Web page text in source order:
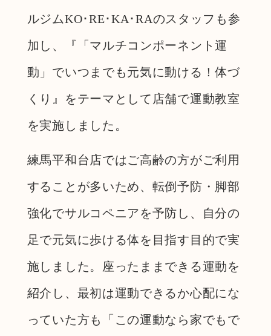
ルジムKO･RE･KA･RAのスタッフも参
加し、『「マルチコンポーネント運
動」でいつまでも元気に動ける！体づ
くり』をテーマとして店舗で運動教室
を実施しました。
練馬平和台店ではご高齢の方がご利用
することが多いため、転倒予防・脚部
強化でサルコペニアを予防し、自分の
足で元気に歩ける体を目指す目的で実
施しました。座ったままできる運動を
紹介し、最初は運動できるか心配にな
っていた方も「この運動なら家でもで